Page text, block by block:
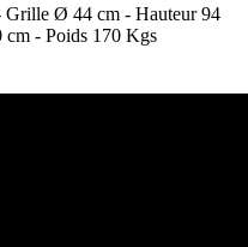
Grille Ø 44 cm - Hauteur 94
cm - Poids 170 Kgs